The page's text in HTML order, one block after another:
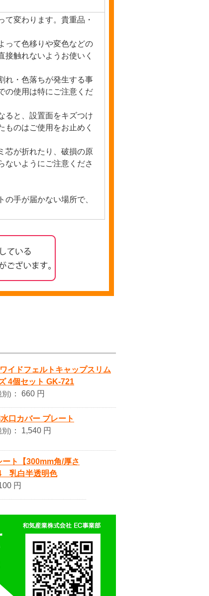
変わります。貴重品・
って色移りや変色などの
接触れないようお使いく
れ・色落ちが発生する事
の使用は特にご注意くだ
ると、設置面をキズつけ
ものはご使用をお止めく
芯が折れたり、破損の原
ないようにご注意くださ
手が届かない場所で、
イドフェルトキャップスリム
4個セット GK-721
別) ： 660 円
口カバー プレート
別) ： 1,540 円
ート【300mm角/厚さ
乳白半透明色
円